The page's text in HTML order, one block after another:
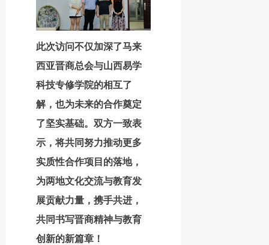
此次访问不仅加深了马来
西亚晋商总会与山西易学
科技专修学院的相互了
解，也为未来的合作奠定
了坚实基础。双方一致表
示，将共同努力推动更多
实质性合作项目的落地，
为两地文化交流与教育发
展贡献力量，携手共进，
共同书写晋商精神与教育
创新的新篇章！